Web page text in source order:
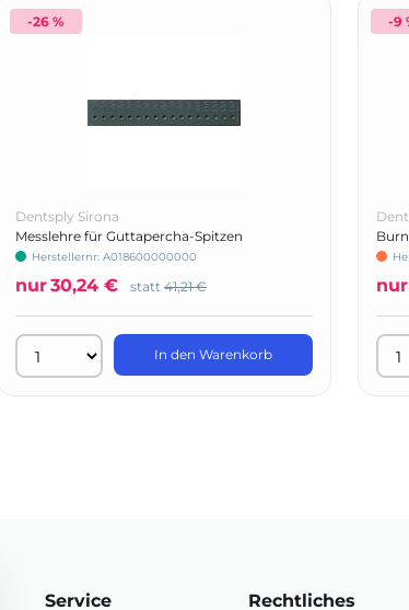
-26 %
Dentsply Sirona
Messlehre für Guttapercha-Spitzen
Herstellernr: A018600000000
nur30,24 € statt 41,21 €
In den Warenkorb
-9
nur
Service
Rechtliches